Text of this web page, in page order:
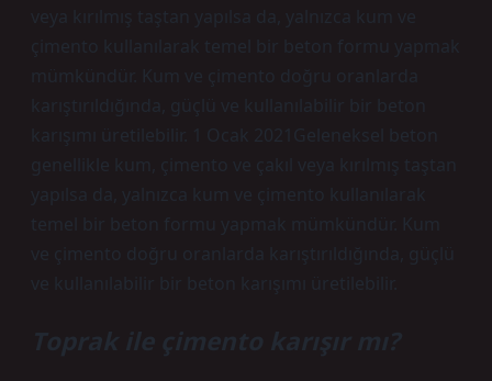
veya kırılmış taştan yapılsa da, yalnızca kum ve
çimento kullanılarak temel bir beton formu yapmak
mümkündür. Kum ve çimento doğru oranlarda
karıştırıldığında, güçlü ve kullanılabilir bir beton
karışımı üretilebilir. 1 Ocak 2021Geleneksel beton
genellikle kum, çimento ve çakıl veya kırılmış taştan
yapılsa da, yalnızca kum ve çimento kullanılarak
temel bir beton formu yapmak mümkündür. Kum
ve çimento doğru oranlarda karıştırıldığında, güçlü
ve kullanılabilir bir beton karışımı üretilebilir.
Toprak ile çimento karışır mı?